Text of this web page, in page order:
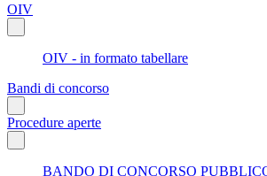
OIV
OIV - in formato tabellare
Bandi di concorso
Procedure aperte
BANDO DI CONCORSO